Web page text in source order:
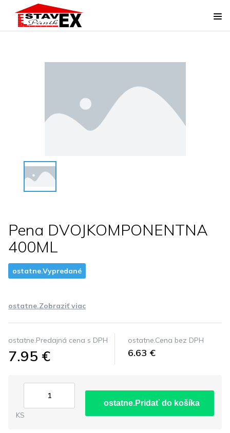
Pena DVOJKOMPONENTNA
400ML
ostatne.Vypredané
ostatne.Zobraziť viac
ostatne.Predajná cena s DPH
7.95 €
ostatne.Cena bez DPH
6.63 €
KS
ostatne.Pridať do košíka